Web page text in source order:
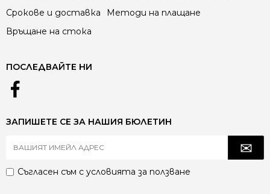
Срокове и доставка
Методи на плащане
Връщане на стока
ПОСЛЕДВАЙТЕ НИ
ЗАПИШЕТЕ СЕ ЗА НАШИЯ БЮЛЕТИН
Съгласен съм с условията за ползване